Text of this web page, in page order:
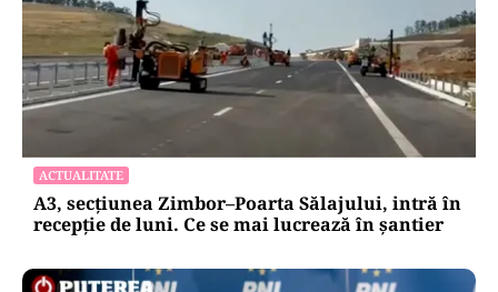
ACTUALITATE
A3, secțiunea Zimbor–Poarta Sălajului, intră în
recepție de luni. Ce se mai lucrează în șantier